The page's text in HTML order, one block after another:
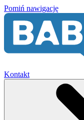
Pomiń nawigację
Kontakt